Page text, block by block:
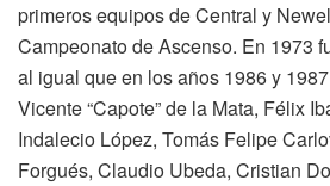
primeros equipos de Central y
Campeonato de Ascenso. En 1973
al igual que en los años 1986 y
Vicente “Capote” de la Mata, Félix
Indalecio López, Tomás Felipe
Forgués, Claudio Ubeda, Cristian